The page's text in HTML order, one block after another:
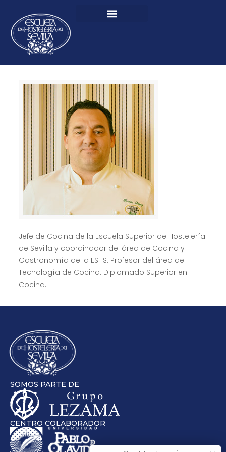
Jefe de Cocina de la Escuela Superior de Hostelería
de Sevilla y coordinador del área de Cocina y
Gastronomía de la ESHS. Profesor del área de
Tecnología de Cocina. Diplomado Superior en
Cocina.
SOMOS PARTE DE
CENTRO COLABORADOR